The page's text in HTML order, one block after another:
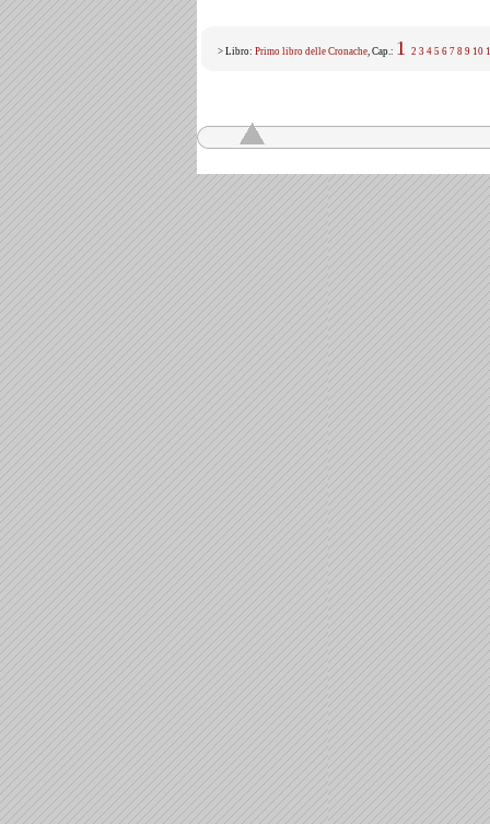
> Libro: Primo libro delle Cronache, Cap.: 1 2 3 4 5 6 7 8 9 10